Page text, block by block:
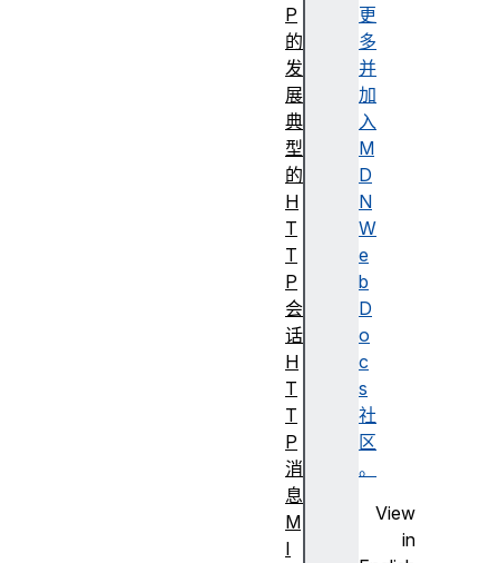
更
多
并
加
入
M
D
N
W
e
b
D
o
c
s
社
区
。
View
in
P
的
发
展
典
型
的
H
T
T
P
会
话
H
T
T
P
消
息
M
I